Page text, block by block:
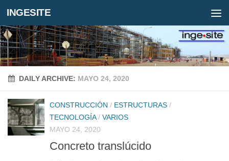
INGESITE
DAILY ARCHIVE: MAYO 24, 2020
CONSTRUCCIÓN / ESTRUCTURAS /
TECNOLOGÍA/ VARIOS
MAYO 24, 2020
Concreto translúcido